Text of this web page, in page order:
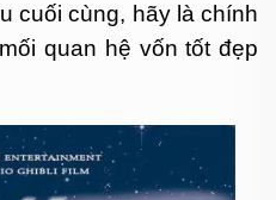
cuối cùng, hãy là chính
quan hệ vốn tốt đẹp